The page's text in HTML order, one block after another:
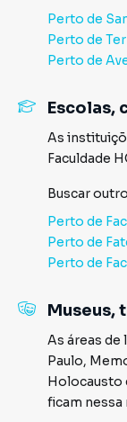
Perto de
Perto de
Perto de
Escolas,
As
Faculdade
Buscar
Perto de
Perto de
Perto de
Museus,
As áreas de
Paulo,
Holocausto
ficam nessa